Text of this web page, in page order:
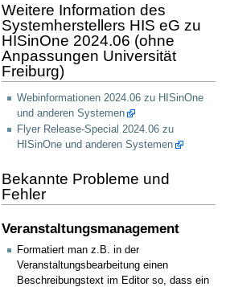
Weitere Information des
Systemherstellers HIS eG zu
HISinOne 2024.06 (ohne
Anpassungen Universität
Freiburg)
Webinformationen 2024.06 zu HISinOne
und anderen Systemen
Flyer Release-Special 2024.06 zu
HISinOne und anderen Systemen
Bekannte Probleme und
Fehler
Veranstaltungsmanagement
Formatiert man z.B. in der
Veranstaltungsbearbeitung einen
Beschreibungstext im Editor so, dass ein